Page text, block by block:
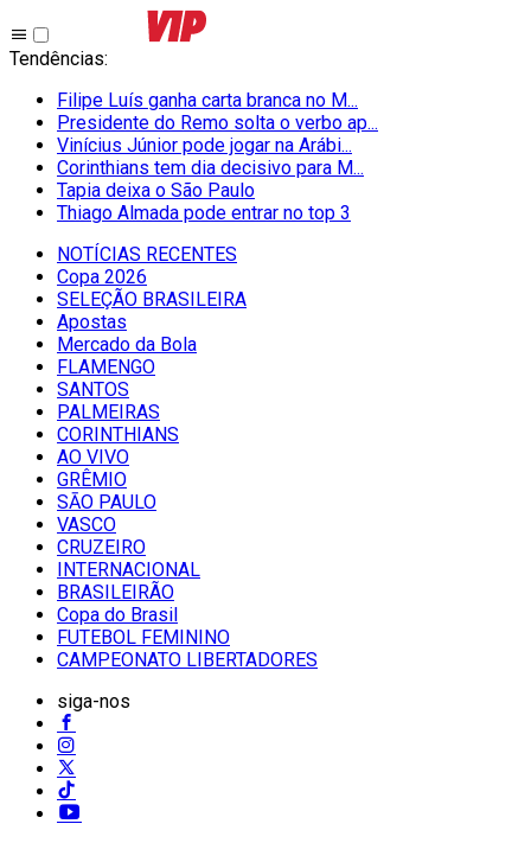
Tendências:
Filipe Luís ganha carta branca no M...
Presidente do Remo solta o verbo ap...
Vinícius Júnior pode jogar na Arábi...
Corinthians tem dia decisivo para M...
Tapia deixa o São Paulo
Thiago Almada pode entrar no top 3
NOTÍCIAS RECENTES
Copa 2026
SELEÇÃO BRASILEIRA
Apostas
Mercado da Bola
FLAMENGO
SANTOS
PALMEIRAS
CORINTHIANS
AO VIVO
GRÊMIO
SĀO PAULO
VASCO
CRUZEIRO
INTERNACIONAL
BRASILEIRÃO
Copa do Brasil
FUTEBOL FEMININO
CAMPEONATO LIBERTADORES
siga-nos